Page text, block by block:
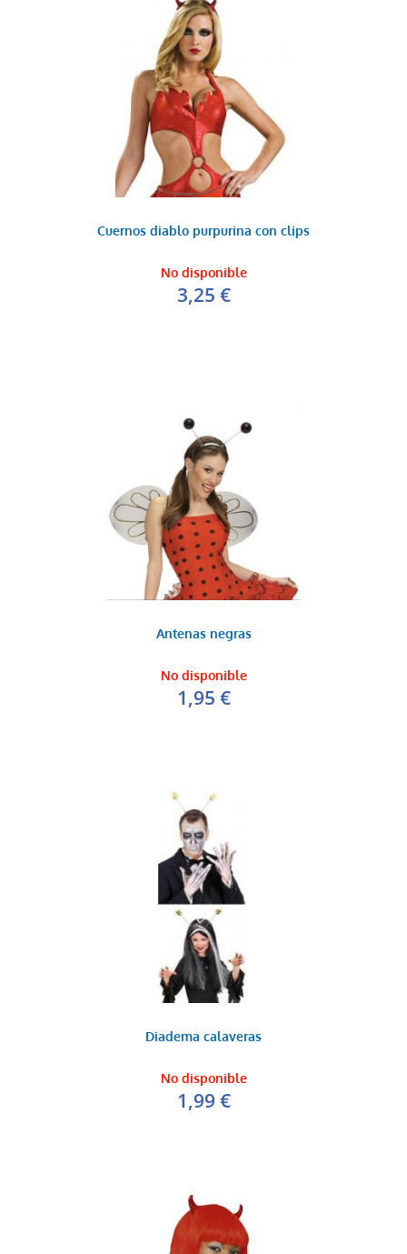
Cuernos diablo purpurina con clips
No disponible
3,25 €
Antenas negras
No disponible
1,95 €
Diadema calaveras
No disponible
1,99 €